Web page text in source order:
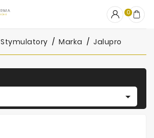
0
Stymulatory Marka Jalupro
